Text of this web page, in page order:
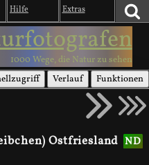
Hilfe Extras
1000 Wege, die Natur zu sehen
Verlauf Funktionen
Ostfriesland